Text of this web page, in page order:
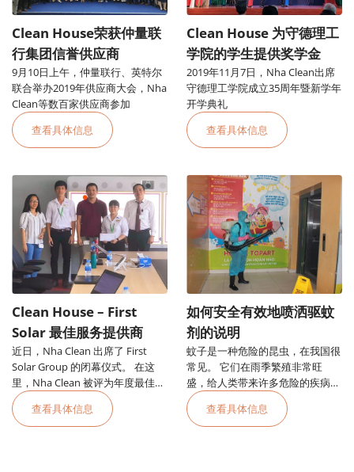
9月10日上午，仲量联行、英特尔
联合举办2019年供应商大会，Nha
Clean等数百家供应商参加
Clean House荣获仲量联
行集团信誉供应商
查看具体信息
2019年11月7日，Nha Clean出席
守德理工学院成立35周年暨新学年
开学典礼
Clean House 为守德理工
学院的学生提供奖学金
查看具体信息
近日，Nha Clean 出席了 First
Solar Group 的闭幕仪式。 在这
里，Nha Clean 被评为年度最佳服
务提供商。
Clean House – First
Solar 最佳服务提供商
查看具体信息
蚊子是一种危险的昆虫，在我国很
常见。 它们在雨季繁殖非常旺
盛，给人类带来许多危险的疾病，
其中最危险的是便士热。
如何安全有效地喷洒驱蚊
剂的说明
查看具体信息